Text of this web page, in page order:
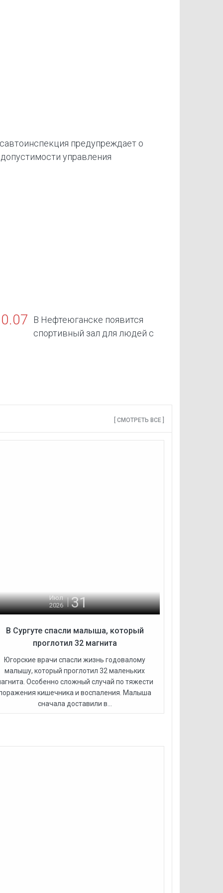
предупреждает о
управления
В Нефтеюганске появится
спортивный зал для людей с
[ СМОТРЕТЬ ВСЕ ]
Июл
2026
31
В Сургуте спасли малыша, который
проглотил 32 магнита
Югорские врачи спасли жизнь годовалому
малышу, который проглотил 32 маленьких
Особенно сложный случай по тяжести
кишечника и воспаления. Малыша
сначала доставили в...